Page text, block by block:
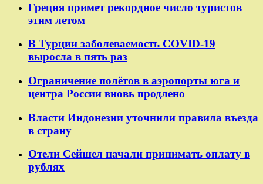
Греция примет рекордное число туристов
этим летом
В Турции заболеваемость COVID-19
выросла в пять раз
Ограничение полётов в аэропорты юга и
центра России вновь продлено
Власти Индонезии уточнили правила въезда
в страну
Отели Сейшел начали принимать оплату в
рублях